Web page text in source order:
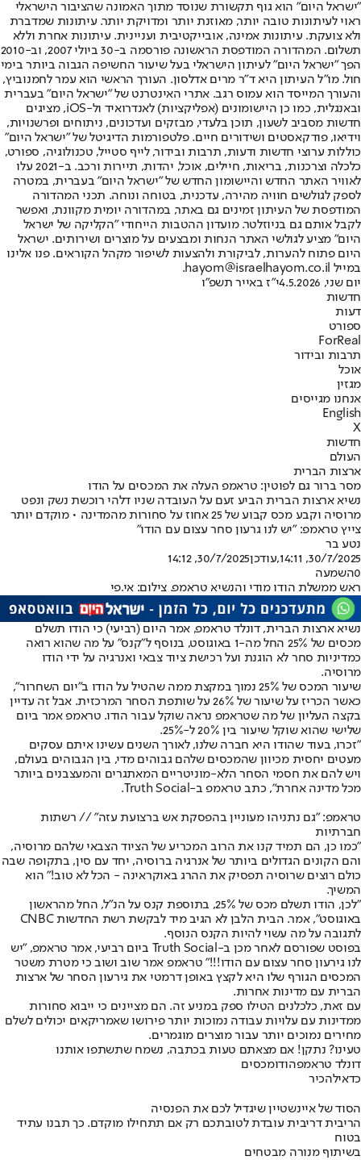
"ישראל היום" הוא גוף תקשורת שנוסד מתוך האמונה שהציבור הישראלי
ראוי לעיתונות טובה יותר, מאוזנת יותר ומדויקת יותר. עיתונות שמדברת
ולא צועקת. עיתונות אמינה, אובייקטיבית ועניינית. עיתונות אחרת וללא
תשלום. המהדורה המודפסת הראשונה פורסמה ב-30 ביולי 2007, וב-2010
הפך "ישראל היום" לעיתון הישראלי בעל שיעור החשיפה הגבוה ביותר בימי
חול. מו"ל העיתון היא ד"ר מרים אדלסון. העורך הראשי הוא עמר לחמנוביץ,
והעורך המייסד הוא עמוס רגב. אתרי האינטרנט של "ישראל היום" בעברית
ובאנגלית, כמו כן היישומונים (אפליקציות) לאנדרואיד ול-iOS, מציגים
חדשות מסביב לשעון, תוכן בלעדי, מבזקים ועדכונים, ניתוחים ופרשנויות,
וידיאו, פודקאסטים ושידורים חיים. פלטפורמות הדיגיטל של "ישראל היום"
כוללות ערוצי חדשות ודעות, תרבות ובידור, לייף סטייל, טכנולוגיה, ספורט,
כלכלה וצרכנות, בריאות, חיילים, אוכל, יהדות, תיירות ורכב. ב-2021 עלו
לאוויר האתר החדש והיישומון החדש של "ישראל היום" בעברית, במטרה
לספק לגולשים חוויה מהירה, עדכנית, בטוחה ונוחה. תכני המהדורה
המודפסת של העיתון זמינים גם באתר, במהדורה יומית מקוונת, ואפשר
לקבל אותם גם בניוזלטר. מועדון ההטבות הייחודי "הקליקה של ישראל
היום" מציע לגולשי האתר הנחות ומבצעים על מוצרים ושירותים. ישראל
היום פתוח להערות, לביקורת ולהצעות לשיפור מקהל הקוראים. פנו אלינו
במייל hayom@israelhayom.co.il.
יום שני, 4.5.2026
י"ז באייר תשפ"ו
חדשות
דעות
ספורט
ForReal
תרבות ובידור
אוכל
מגזין
אנחנו מגייסים
English
X
חדשות
העולם
ארצות הברית
מסר ברור גם לפוטין: טראמפ העלה את המכסים על הודו
נשיא ארצות הברית הביע זעם על העובדה שניו דלהי רוכשת נשק ונפט
מרוסיה וקבע מכס קבוע של 25 אחוז על סחורות מהמדינה • מוקדם יותר
צייץ טראמפ: "יש לנו גרעון סחר עצום עם הודו"
נטע בר
30/7/2025, 14:11
,עודכן30/7/2025, 14:12
0השמעה
ראש ממשלת הודו מודי והנשיא טראמפ. צילום: אי.פי
נשיא ארצות הברית, דונלד טראמפ, אמר היום (רביעי) כי הודו תשלם
מכסים של 25% החל מה-1 באוגוסט, בנוסף ל"קנס" על מה שהוא רואה
כמדיניות סחר לא הוגנת ועל רכישת ציוד צבאי ואנרגיה על ידי הודו
מרוסיה.
שיעור המכס של 25% נמוך במקצת ממה שהטיל על הודו ב"יום השחרור",
כאשר הכריז על שיעור של 26% על שותפת הסחר המרכזית. אבל זה עדיין
בקצה העליון של מה שטראמפ נראה שוקל עבור הודו. טראמפ אמר ביום
שלישי שהוא שוקל שיעור בין 20% ל-25%.
"זכרו, בעוד שהודו היא חברה שלנו, לאורך השנים עשינו איתם עסקים
מעטים יחסית מכיוון שהמכסים שלהם גבוהים מדי, בין הגבוהים בעולם,
ויש להם את חסמי הסחר הלא-מוניטריים המאתגרים והמעצבנים ביותר
מכל מדינה אחרת", כתב טראמפ ב-Truth Social.
טראמפ: "גם נתניהו מעוניין בהפסקת אש ברצועת עזה" // רשתות
חברתיות
"כמו כן, הם תמיד קנו את הרוב המכריע של הציוד הצבאי שלהם מרוסיה,
והם הקונים הגדולים ביותר של אנרגיה ברוסיה, יחד עם סין, בתקופה שבה
כולם רוצים שרוסיה תפסיק את ההרג באוקראינה - הכל לא טוב!" הוא
המשיך.
"לכן, הודו תשלם מכס של 25%, בתוספת קנס על הנ"ל, החל מהראשון
באוגוסט", אמר. הבית הלבן לא הגיב מיד לבקשת רשת החדשות CNBC
לתגובה על מה עשוי להיות הקנס הנוסף.
בפוסט שפורסם לאחר מכן ב-Truth Social ביום רביעי, אמר טראמפ, "יש
לנו גירעון סחר עצום עם הודו!!!" טראמפ אמר שוב ושוב כי מטרת משטר
המכסים הגורף שלו היא לקצץ באופן דרמטי את גירעון הסחר של ארצות
הברית עם מדינות אחרות.
עם זאת, כלכלנים הטילו ספק במניע זה. הם מציינים כי ייבוא סחורות
ממדינות עם עלויות עבודה נמוכות יותר פירושו שאמריקאים יכולים לשלם
מחירים נמוכים יותר עבור מוצרים מוגמרים.
טעינו? נתקן! אם מצאתם טעות בכתבה, נשמח שתשתפו אותנו
דונלד טראמפהודומכסים
כדאילהכיר
הסוד של איינשטיין שיגדיל לכם את הפנסיה
הריבית דריבית עובדת לטובתכם רק אם תתחילו מוקדם. כך תבנו עתיד
בטוח
בשיתוף מנורה מבטחים